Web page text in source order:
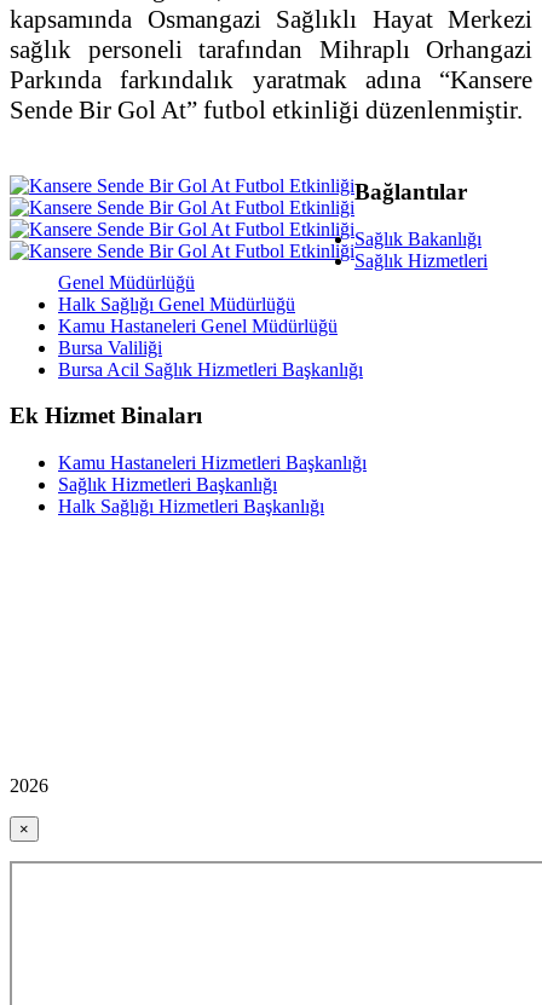
kapsamında Osmangazi Sağlıklı Hayat Merkezi
sağlık personeli tarafından Mihraplı Orhangazi
Parkında farkındalık yaratmak adına “Kansere
Sende Bir Gol At” futbol etkinliği düzenlenmiştir.
Bağlantılar
Sağlık Bakanlığı
Sağlık Hizmetleri
Genel Müdürlüğü
Halk Sağlığı Genel Müdürlüğü
Kamu Hastaneleri Genel Müdürlüğü
Bursa Valiliği
Bursa Acil Sağlık Hizmetleri Başkanlığı
Ek Hizmet Binaları
Kamu Hastaneleri Hizmetleri Başkanlığı
Sağlık Hizmetleri Başkanlığı
Halk Sağlığı Hizmetleri Başkanlığı
2026
×